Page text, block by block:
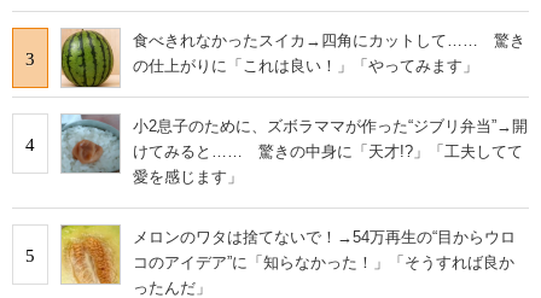
3
食べきれなかったスイカ→四角にカットして…… 驚き
の仕上がりに「これは良い！」「やってみます」
4
小2息子のために、ズボラママが作った“ジブリ弁当”→開
けてみると…… 驚きの中身に「天才!?」「工夫してて
愛を感じます」
5
メロンのワタは捨てないで！→54万再生の“目からウロ
コのアイデア”に「知らなかった！」「そうすれば良か
ったんだ」